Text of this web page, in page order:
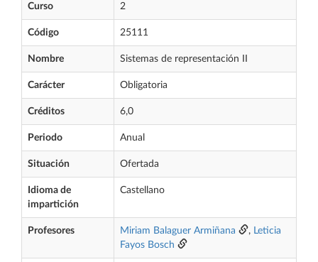
Curso 2
Código 25111
Nombre Sistemas de representación II
Carácter Obligatoria
Créditos 6,0
Periodo Anual
Situación Ofertada
Idioma de
impartición
Castellano
Profesores Miriam Balaguer Armiñana , Leticia
Fayos Bosch